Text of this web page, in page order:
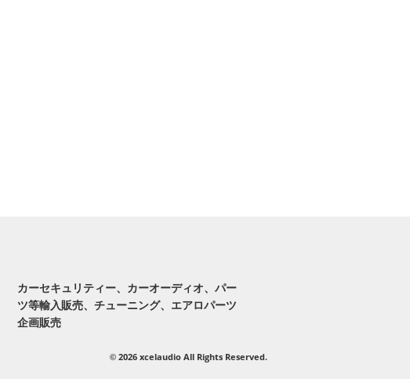
カーセキュリティー、カーオーディオ、パー
ツ等輸入販売、チューニング、エアロパーツ
企画販売
© 2026 xcelaudio All Rights Reserved.